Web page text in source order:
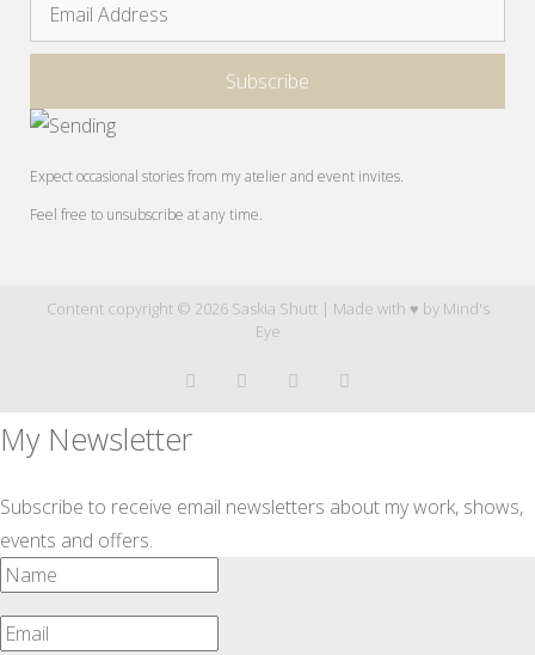
Expect occasional stories from my atelier and event invites.
Feel free to unsubscribe at any time.
Content copyright © 2026 Saskia Shutt | Made with ♥ by Mind's
Eye
My Newsletter
Subscribe to receive email newsletters about my work, shows,
events and offers.